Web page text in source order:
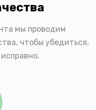
мы проводим
чтобы убедиться,